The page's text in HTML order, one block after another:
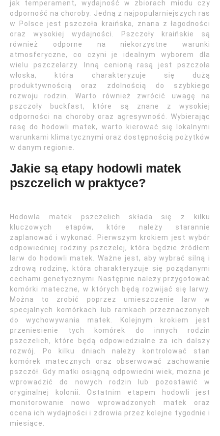
jak temperament, wydajność w zbiorach miodu czy
odporność na choroby. Jedną z najpopularniejszych ras
w Polsce jest pszczoła kraińska, znana z łagodności
oraz wysokiej wydajności. Pszczoły kraińskie są
również odporne na niekorzystne warunki
atmosferyczne, co czyni je idealnym wyborem dla
wielu pszczelarzy. Inną cenioną rasą jest pszczoła
włoska, która charakteryzuje się dużą
produktywnością oraz zdolnością do szybkiego
rozwoju rodzin. Warto również zwrócić uwagę na
pszczoły buckfast, które są znane z wysokiej
odporności na choroby oraz agresywność. Wybierając
rasę do hodowli matek, warto kierować się lokalnymi
warunkami klimatycznymi oraz dostępnością pożytków
w danym regionie.
Jakie są etapy hodowli matek
pszczelich w praktyce?
Hodowla matek pszczelich składa się z kilku
kluczowych etapów, które należy starannie
zaplanować i wykonać. Pierwszym krokiem jest wybór
odpowiedniej rodziny pszczelej, która będzie źródłem
larw do hodowli matek. Ważne jest, aby wybrać silną i
zdrową rodzinę, która charakteryzuje się pożądanymi
cechami genetycznymi. Następnie należy przygotować
komórki mateczne, w których będą rozwijać się larwy.
Można to zrobić poprzez umieszczenie larw w
specjalnych komórkach lub ramkach przeznaczonych
do wychowywania matek. Kolejnym krokiem jest
przeniesienie tych komórek do innych rodzin
pszczelich, które będą odpowiedzialne za ich dalszy
rozwój. Po kilku dniach należy kontrolować stan
komórek matecznych oraz obserwować zachowanie
pszczół. Gdy matki osiągną odpowiedni wiek, można je
wprowadzić do nowych rodzin lub pozostawić w
oryginalnej kolonii. Ostatnim etapem hodowli jest
monitorowanie nowo wprowadzonych matek oraz
ocena ich wydajności i zdrowia przez kolejne tygodnie i
miesiące.